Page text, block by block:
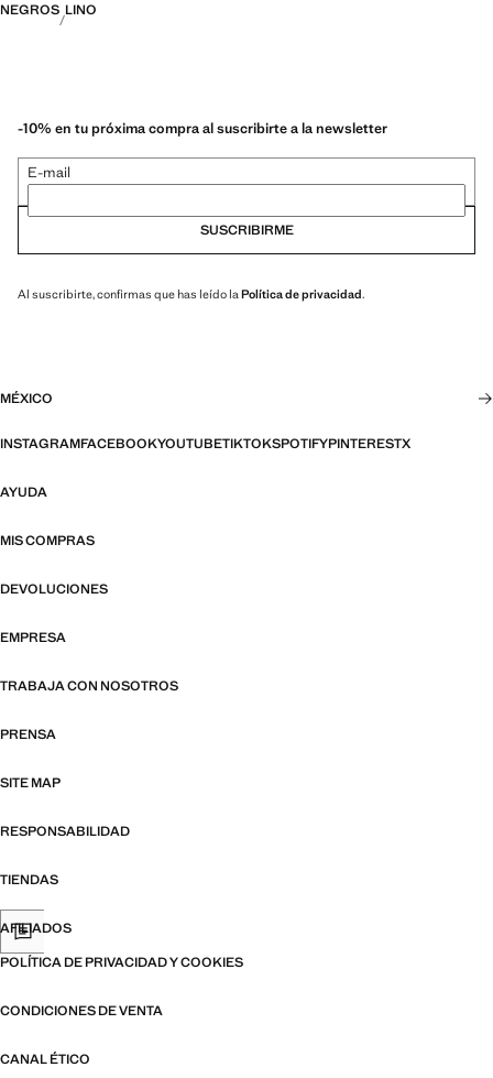
NEGROS LINO
-10% en tu próxima compra al suscribirte a la newsletter
E-mail
SUSCRIBIRME
Al suscribirte, confirmas que has leído laPolítica de privacidad.
MÉXICO
INSTAGRAMFACEBOOKYOUTUBETIKTOKSPOTIFYPINTERESTX
AYUDA
MIS COMPRAS
DEVOLUCIONES
EMPRESA
TRABAJA CON NOSOTROS
PRENSA
SITE MAP
RESPONSABILIDAD
TIENDAS
AFILIADOS
POLÍTICA DE PRIVACIDAD Y COOKIES
CONDICIONES DE VENTA
CANAL ÉTICO